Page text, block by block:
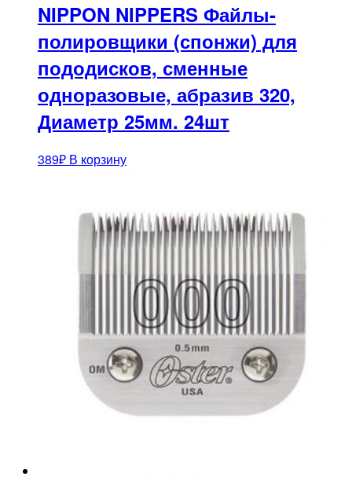
NIPPON NIPPERS Файлы-
полировщики (спонжи) для
пододисков, сменные
одноразовые, абразив 320,
Диаметр 25мм. 24шт
389₽ В корзину